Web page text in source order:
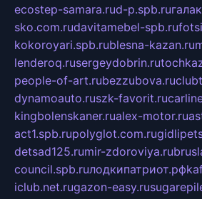
ecostep-samara.rud-p.spb.ru
sko.com.rudavitamebel-spb.ru
kokoroyari.spb.rublesna-kazan.ru
lenderoq.rusergeydobrin.ru
people-of-art.rubezzubova.ru
dynamoauto.ruszk-favorit.ru
kingbolenskaner.rualex-motor.ru
act1.spb.rupolyglot.com.ru
detsad125.rumir-zdoroviya.ru
council.spb.ruлодкипатриот.рф
iclub.net.rugazon-easy.ru